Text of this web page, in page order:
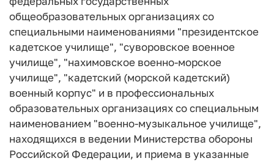
общеобразовательных организациях со
специальными наименованиями "президентское
кадетское училище", "суворовское военное
училище", "нахимовское военно-морское
училище", "кадетский (морской кадетский)
военный корпус" и в профессиональных
образовательных организациях со специальным
наименованием "военно-музыкальное училище",
находящихся в ведении Министерства обороны
Российской Федерации, и приема в указанные